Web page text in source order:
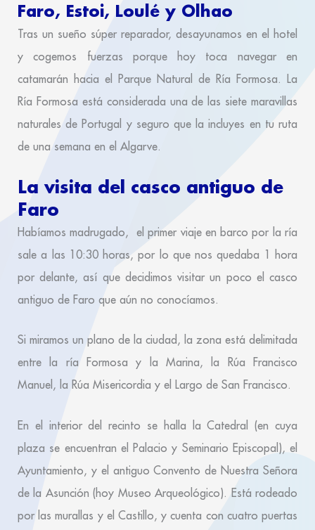
Faro, Estoi, Loulé y Olhao
Tras un sueño súper reparador, desayunamos en el hotel
y cogemos fuerzas porque hoy toca navegar en
catamarán hacia el Parque Natural de Ría Formosa. La
Ría Formosa está considerada una de las siete maravillas
naturales de Portugal y seguro que la incluyes en tu ruta
de una semana en el Algarve.
La visita del casco antiguo de
Faro
Habíamos madrugado, el primer viaje en barco por la ría
sale a las 10:30 horas, por lo que nos quedaba 1 hora
por delante, así que decidimos visitar un poco el casco
antiguo de Faro que aún no conocíamos.
Si miramos un plano de la ciudad, la zona está delimitada
entre la ría Formosa y la Marina, la Rúa Francisco
Manuel, la Rúa Misericordia y el Largo de San Francisco.
En el interior del recinto se halla la Catedral (en cuya
plaza se encuentran el Palacio y Seminario Episcopal), el
Ayuntamiento, y el antiguo Convento de Nuestra Señora
de la Asunción (hoy Museo Arqueológico). Está rodeado
por las murallas y el Castillo, y cuenta con cuatro puertas